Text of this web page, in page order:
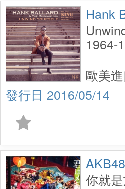
Hank
1964-
2016/05/14
歐美
AKB48
你就